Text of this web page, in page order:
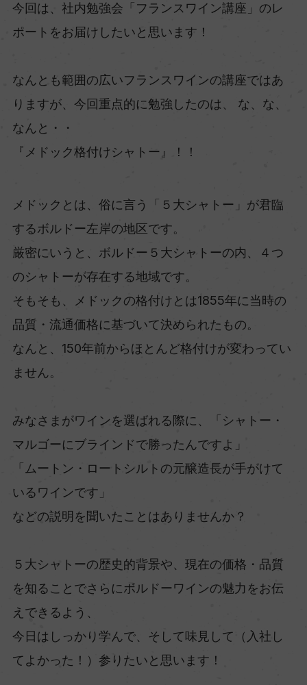
今回は、社内勉強会「フランスワイン講座」のレ
ポートをお届けしたいと思います！
なんとも範囲の広いフランスワインの講座ではあ
りますが、今回重点的に勉強したのは、 な、な、
なんと・・
『メドック格付けシャトー』！！
メドックとは、俗に言う「５大シャトー」が君臨
するボルドー左岸の地区です。
厳密にいうと、ボルドー５大シャトーの内、４つ
のシャトーが存在する地域です。
そもそも、メドックの格付けとは1855年に当時の
品質・流通価格に基づいて決められたもの。
なんと、150年前からほとんど格付けが変わってい
ません。
みなさまがワインを選ばれる際に、「シャトー・
マルゴーにブラインドで勝ったんですよ」
「ムートン・ロートシルトの元醸造長が手がけて
いるワインです」
などの説明を聞いたことはありませんか？
５大シャトーの歴史的背景や、現在の価格・品質
を知ることでさらにボルドーワインの魅力をお伝
えできるよう、
今日はしっかり学んで、そして味見して（入社し
てよかった！）参りたいと思います！